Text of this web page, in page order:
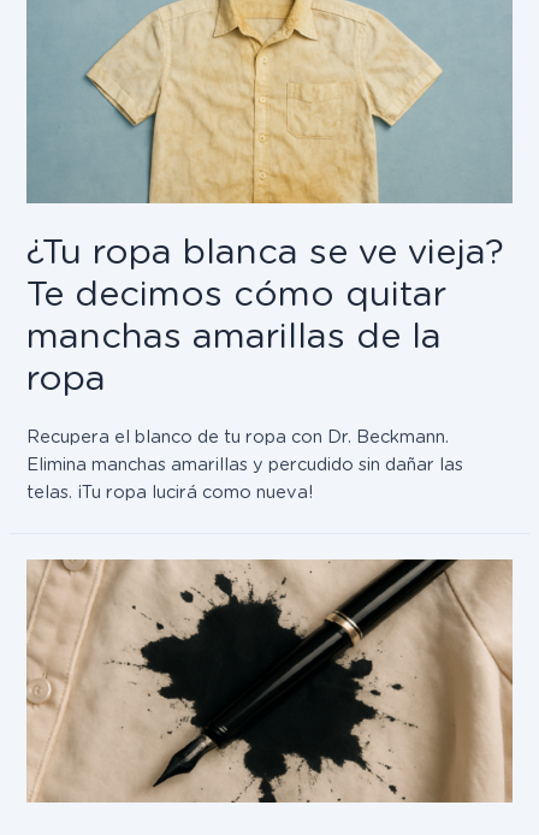
¿Tu ropa blanca se ve vieja?
Te decimos cómo quitar
manchas amarillas de la
ropa
Recupera el blanco de tu ropa con Dr. Beckmann.
Elimina manchas amarillas y percudido sin dañar las
telas. ¡Tu ropa lucirá como nueva!